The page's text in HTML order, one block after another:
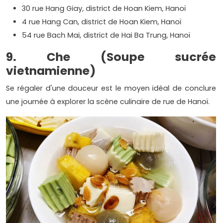
30 rue Hang Giay, district de Hoan Kiem, Hanoï
4 rue Hang Can, district de Hoan Kiem, Hanoï
54 rue Bach Mai, district de Hai Ba Trung, Hanoï
9. Che (Soupe sucrée
vietnamienne)
Se régaler d'une douceur est le moyen idéal de conclure
une journée à explorer la scène culinaire de rue de Hanoï.